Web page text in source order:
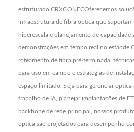
estruturado,CRXCONECOferecemos
infraestrutura de fibra óptica que suportam
hiperescala e planejamento de capacidade
demonstrações em tempo real no estande
roteamento de fibra pré-terminada,
para uso em campo e estratégias de
espaço limitado. Seja para gerenciar óptica
trabalho de IA, planejar implantações de
backbone de rede principal, nossos
óptica são projetados para desempenho